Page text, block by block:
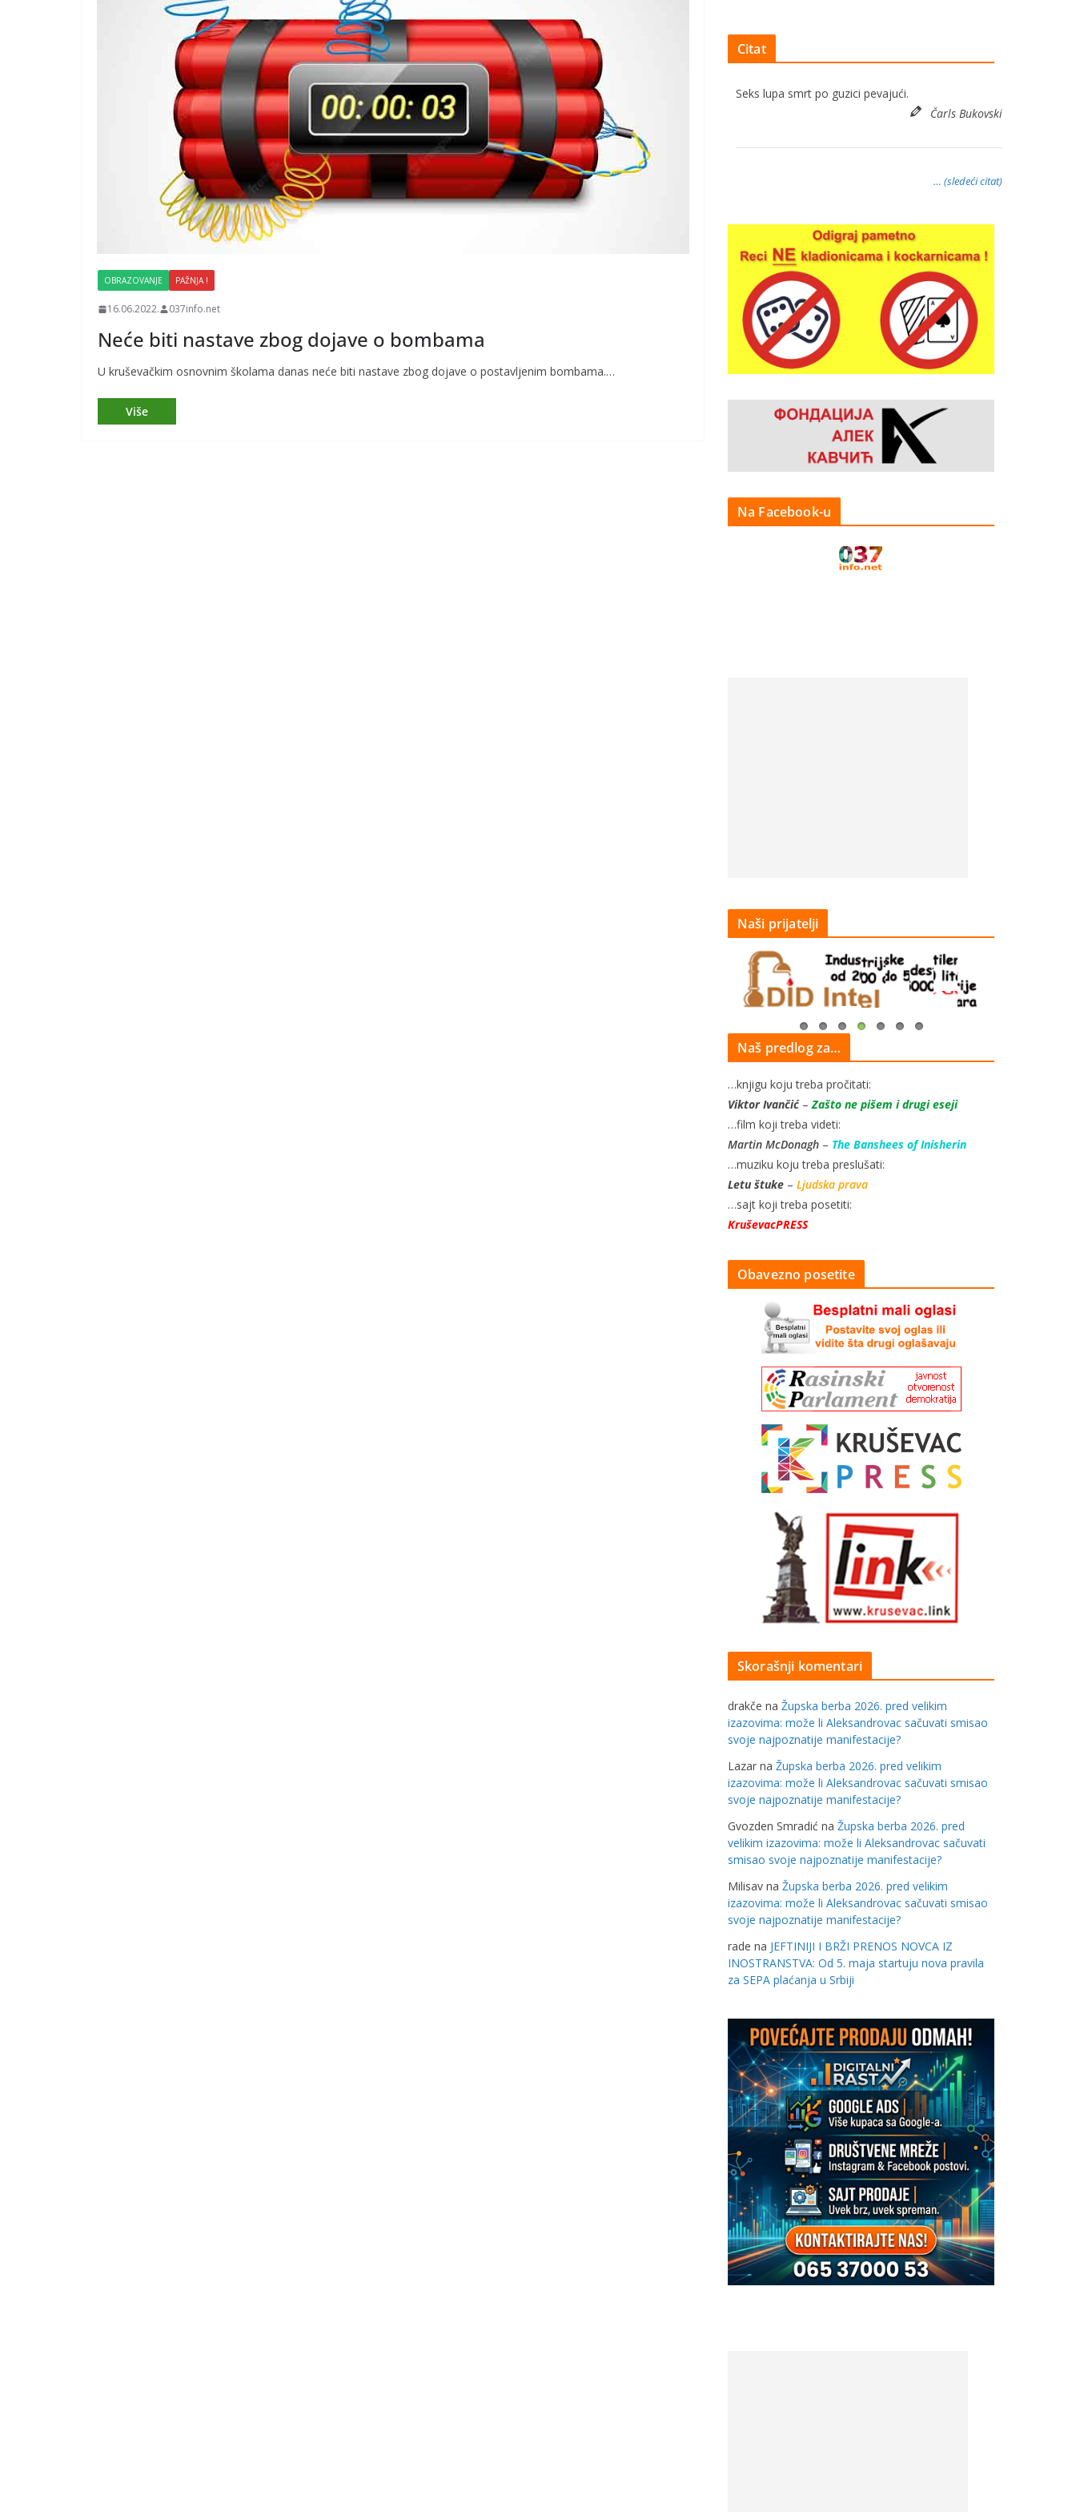
OBRAZOVANJE PAŽNJA !
16.06.2022. 037info.net
Neće biti nastave zbog dojave o bombama
U kruševačkim osnovnim školama danas neće biti nastave zbog dojave o postavljenim bombama.…
Citat
Seks lupa smrt po guzici pevajući.
Čarls Bukovski
… (sledeći citat)
Na Facebook-u
Naši prijatelji
Naš predlog za…
…knjigu koju treba pročitati:
Viktor Ivančić– Zašto ne pišem i drugi eseji
…film koji treba videti:
Martin McDonagh – The Banshees of Inisherin
…muziku koju treba preslušati:
Letu štuke – Ljudska prava
…sajt koji treba posetiti:
KruševacPRESS
Obavezno posetite
Skorašnji komentari
drakče na Župska berba 2026. pred velikim
izazovima: može li Aleksandrovac sačuvati smisao
svoje najpoznatije manifestacije?
Lazar na Župska berba 2026. pred velikim
izazovima: može li Aleksandrovac sačuvati smisao
svoje najpoznatije manifestacije?
Gvozden Smradić na Župska berba 2026. pred
velikim izazovima: može li Aleksandrovac sačuvati
smisao svoje najpoznatije manifestacije?
Milisav na Župska berba 2026. pred velikim
izazovima: može li Aleksandrovac sačuvati smisao
svoje najpoznatije manifestacije?
rade na JEFTINIJI I BRŽI PRENOS NOVCA IZ
INOSTRANSTVA: Od 5. maja startuju nova pravila
za SEPA plaćanja u Srbiji